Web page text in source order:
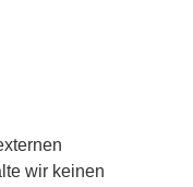
wir keinen